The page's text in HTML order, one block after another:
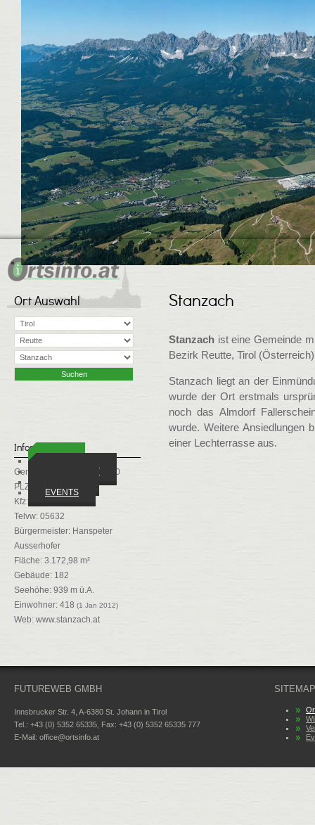
WIRTSCHAFT
EVENTS
Ort Auswahl
Infos
Gemeindekennziffer: 70830
PLZ: 6642
Kfz: RE
Telvw: 05632
Bürgermeister: Hanspeter
Ausserhofer
Fläche: 3.172,98 m²
Gebäude: 182
Seehöhe: 939 m ü.A.
Einwohner: 418 (1 Jan 2012)
Web: www.stanzach.at
Stanzach
Stanzach ist eine Gemeinde
Bezirk Reutte, Tirol
Stanzach liegt an der
wurde der Ort erstmals
noch das Almdorf
wurde. Weitere Ansiedlungen
einer Lechterrasse aus.
FUTUREWEB GMBH
Innsbrucker Str. 4, A-6380 St. Johann in Tirol
Tel.: +43 (0) 5352 65335, Fax: +43 (0) 5352 65335 777
E-Mail: office@ortsinfo.at
SITEMAP